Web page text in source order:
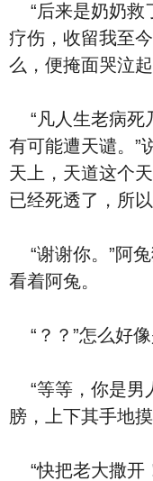
“后来是奶奶救
疗伤，收留我至
么，便掩面哭泣起
“凡人生老病死
有可能遭天谴。”
天上，天道这个
已经死透了，所以
“谢谢你。”阿
看着阿兔。
“？？”怎么好像
“等等，你是男
膀，上下其手地
“快把老大撒开